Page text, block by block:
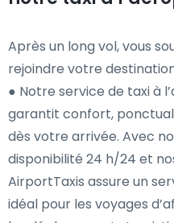
Après un long vol, vous
rejoindre votre
● Notre service de taxi à
garantit confort,
dès votre arrivée. Avec
disponibilité 24 h/24 et
AirportTaxis assure un
idéal pour les voyages